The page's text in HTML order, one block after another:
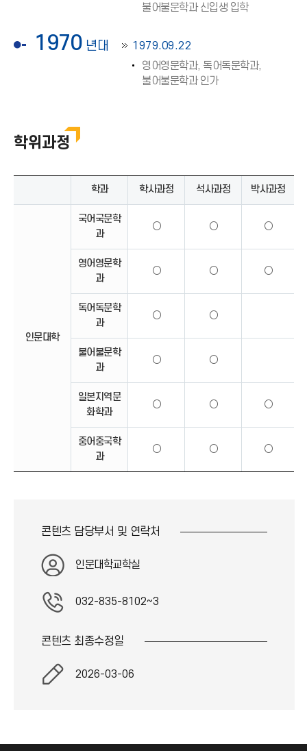
불어불문학과 신입생 입학
1970 년대
1979.09.22
영어영문학과, 독어독문학과,
불어불문학과 인가
학위과정
학과 학사과정 석사과정 박사과정
인문대학
국어국문학
과
○ ○ ○
영어영문학
과
○ ○ ○
독어독문학
과
○ ○
불어불문학
과
○ ○
일본지역문
화학과
○ ○ ○
중어중국학
과
○ ○ ○
콘텐츠 담당부서 및 연락처
인문대학교학실
032-835-8102~3
콘텐츠 최종수정일
2026-03-06